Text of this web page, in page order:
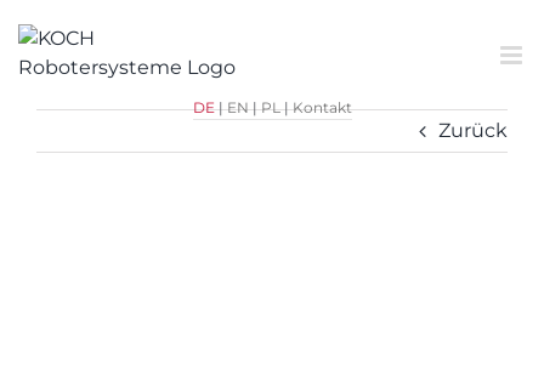
Inhalt
springen
DE|EN|PL|Kontakt
Zurück